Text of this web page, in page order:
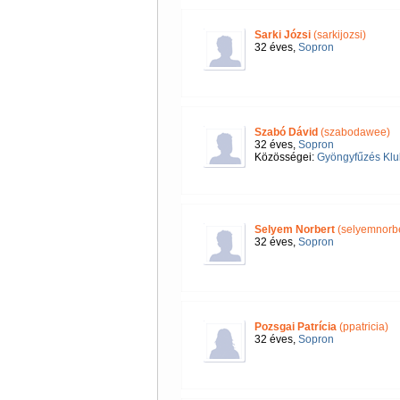
Sarki Józsi(sarkijozsi)
32 éves, Sopron
Szabó Dávid (szabodawee)
32 éves, Sopron
Közösségei: Gyöngyfűzés
Selyem Norbert
32 éves, Sopron
Pozsgai Patrícia(ppatricia)
32 éves, Sopron